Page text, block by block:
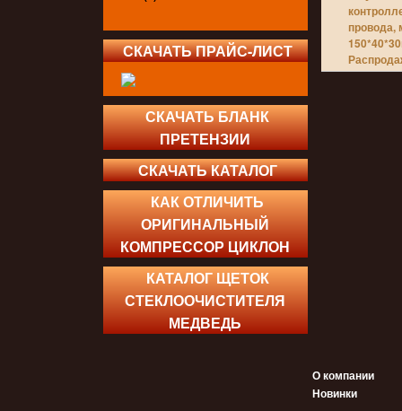
СКАЧАТЬ ПРАЙС-ЛИСТ
СКАЧАТЬ БЛАНК
ПРЕТЕНЗИИ
СКАЧАТЬ КАТАЛОГ
КАК ОТЛИЧИТЬ
ОРИГИНАЛЬНЫЙ
КОМПРЕССОР ЦИКЛОН
КАТАЛОГ ЩЕТОК
СТЕКЛООЧИСТИТЕЛЯ
МЕДВЕДЬ
провода,
О компании
Новинки